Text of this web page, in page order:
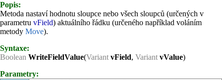
Popis:
Metoda nastaví hodnotu sloupce nebo všech sloupců (určených v
parametru vField) aktuálního řádku (určeného například voláním
metody Move).
Syntaxe:
Boolean WriteFieldValue(Variant vField, Variant vValue)
Parametry: